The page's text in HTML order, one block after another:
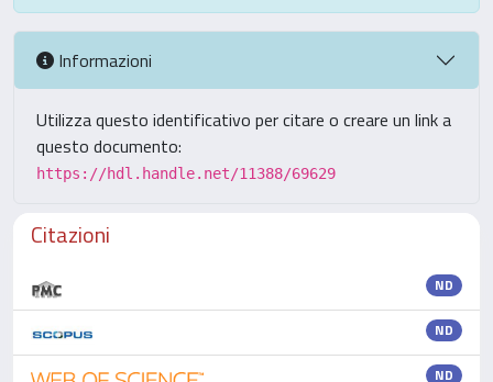
Informazioni
Utilizza questo identificativo per citare o creare un link a
questo documento:
https://hdl.handle.net/11388/69629
Citazioni
ND
ND
ND